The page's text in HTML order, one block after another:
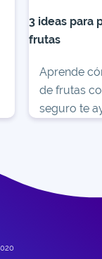
3 ideas para
frutas
Aprende
de frutas
seguro te